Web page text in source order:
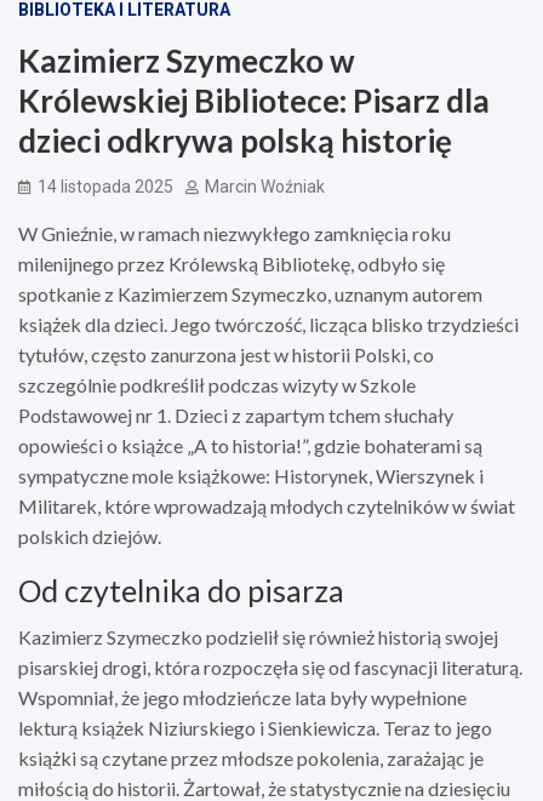
BIBLIOTEKA I LITERATURA
Kazimierz Szymeczko w
Królewskiej Bibliotece: Pisarz dla
dzieci odkrywa polską historię
14 listopada 2025 Marcin Woźniak
W Gnieźnie, w ramach niezwykłego zamknięcia roku
milenijnego przez Królewską Bibliotekę, odbyło się
spotkanie z Kazimierzem Szymeczko, uznanym autorem
książek dla dzieci. Jego twórczość, licząca blisko trzydzieści
tytułów, często zanurzona jest w historii Polski, co
szczególnie podkreślił podczas wizyty w Szkole
Podstawowej nr 1. Dzieci z zapartym tchem słuchały
opowieści o książce „A to historia!”, gdzie bohaterami są
sympatyczne mole książkowe: Historynek, Wierszynek i
Militarek, które wprowadzają młodych czytelników w świat
polskich dziejów.
Od czytelnika do pisarza
Kazimierz Szymeczko podzielił się również historią swojej
pisarskiej drogi, która rozpoczęła się od fascynacji literaturą.
Wspomniał, że jego młodzieńcze lata były wypełnione
lekturą książek Niziurskiego i Sienkiewicza. Teraz to jego
książki są czytane przez młodsze pokolenia, zarażając je
miłością do historii. Żartował, że statystycznie na dziesięciu